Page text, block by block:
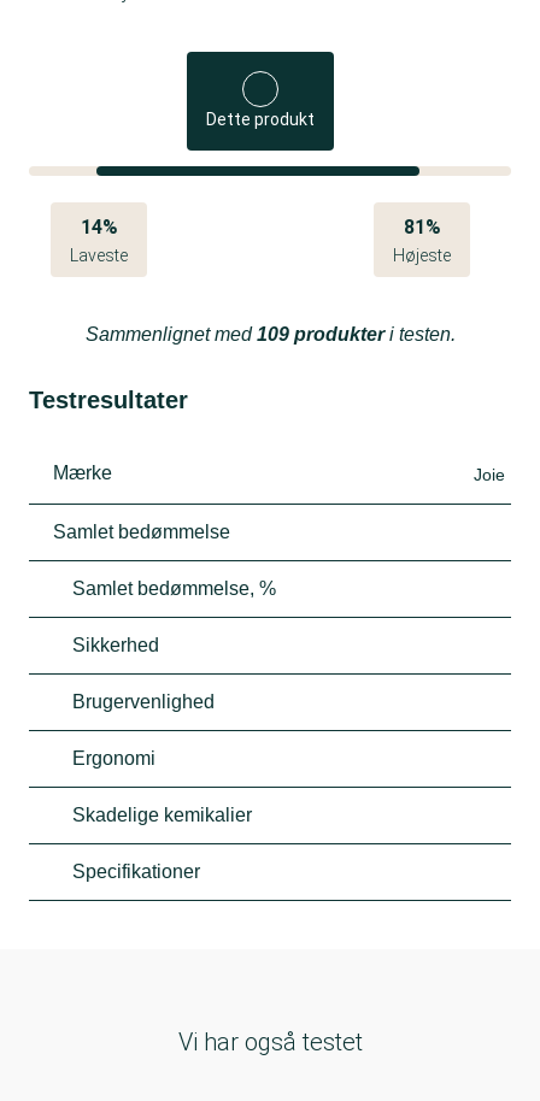
Dette produkt
14%
Laveste
81%
Højeste
Sammenlignet med109 produkteri testen.
Testresultater
Mærke Joie
Samlet bedømmelse
Samlet bedømmelse, %
Sikkerhed
Brugervenlighed
Ergonomi
Skadelige kemikalier
Specifikationer
Vi har også testet